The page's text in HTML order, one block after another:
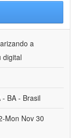
a
digital
- BA - Brasil
Mon Nov 30